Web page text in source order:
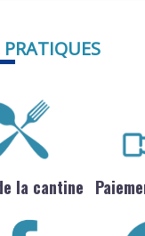
PRATIQUES
la cantine